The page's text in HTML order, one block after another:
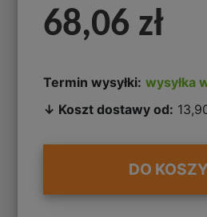
68,06 zł
Termin wysyłki: wysyłka
↓ Koszt dostawy od:
DO